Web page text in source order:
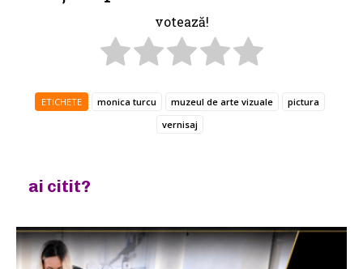
votează!
ETICHETE monica turcu muzeul de arte vizuale
pictura
vernisaj
ai citit?